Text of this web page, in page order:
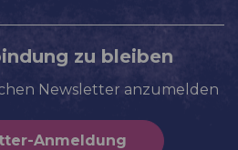
zu bleiben
Newsletter anzumelden
Anmeldung